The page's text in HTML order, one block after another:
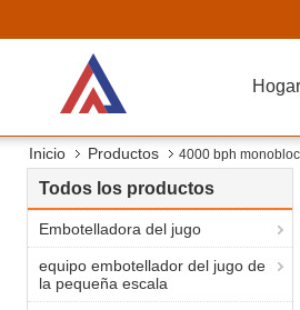
Hogar
Inicio Productos 4000 bph
Todos los productos
Embotelladora del jugo
equipo embotellador del jugo de
la pequeña escala